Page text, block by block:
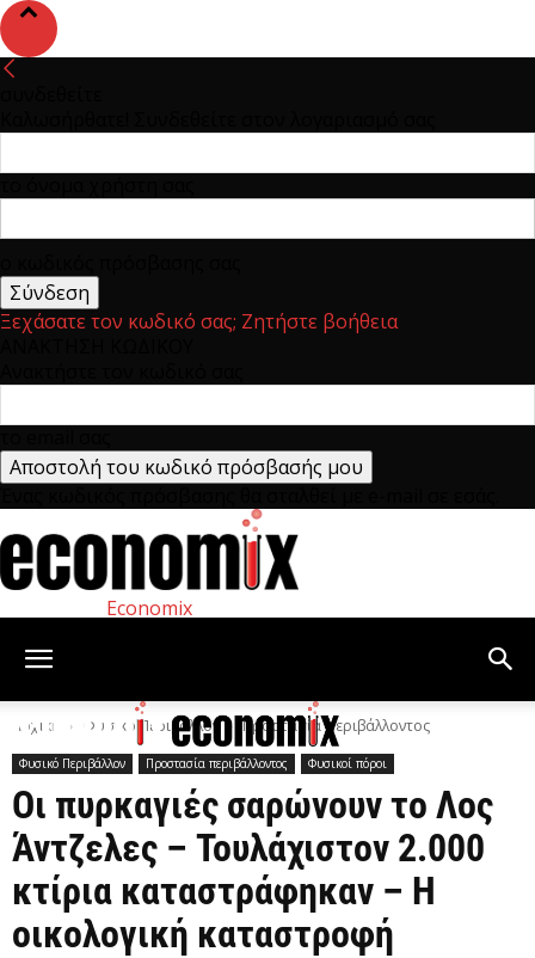
Ξεχάσατε τον κωδικό σας; Ζητήστε βοήθεια
Economix
Αρχική Φυσικό Περιβάλλον Προστασία περιβάλλοντος
Φυσικό Περιβάλλον Προστασία περιβάλλοντος Φυσικοί πόροι
Οι πυρκαγιές σαρώνουν το Λος
Άντζελες – Τουλάχιστον 2.000
κτίρια καταστράφηκαν – Η
οικολογική καταστροφή